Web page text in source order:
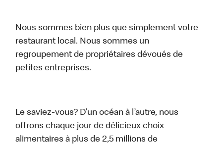
Nous sommes bien plus que simplement votre
restaurant local. Nous sommes un
regroupement de propriétaires dévoués de
petites entreprises.
Le saviez-vous? D’un océan à l’autre, nous
offrons chaque jour de délicieux choix
alimentaires à plus de 2,5 millions de